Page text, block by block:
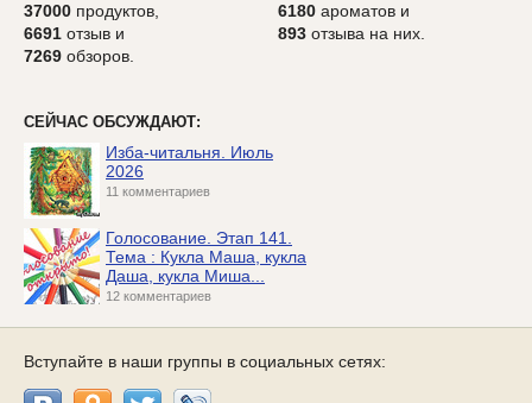
37000 продуктов,
6691 отзыв и
7269 обзоров.
6180 ароматов и
893 отзыва на них.
СЕЙЧАС ОБСУЖДАЮТ:
Изба-читальня. Июль
2026
11 комментариев
Голосование. Этап 141.
Тема : Кукла Маша, кукла
Даша, кукла Миша...
12 комментариев
Вступайте в наши группы в социальных сетях: